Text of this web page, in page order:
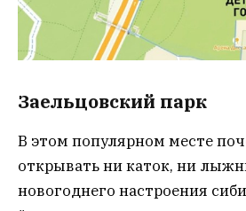
Заельцовский парк
В этом популярном месте
открывать ни каток, ни
новогоднего настроения